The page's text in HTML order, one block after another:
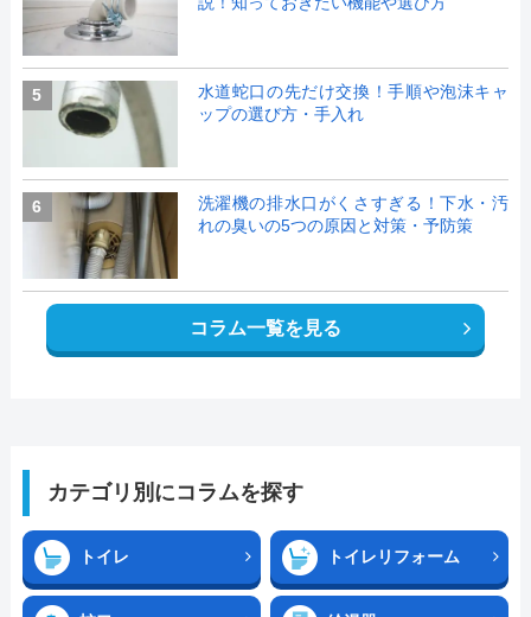
5
水道蛇口の先だけ交換！手順や泡沫キャ
ップの選び方・手入れ
6
洗濯機の排水口がくさすぎる！下水・汚
れの臭いの5つの原因と対策・予防策
コラム一覧を見る
カテゴリ別にコラムを探す
トイレ トイレリフォーム